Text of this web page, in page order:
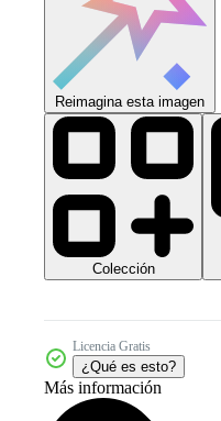
Reimagina esta imagen
Colección
Licencia Gratis
¿Qué es esto?
Más información